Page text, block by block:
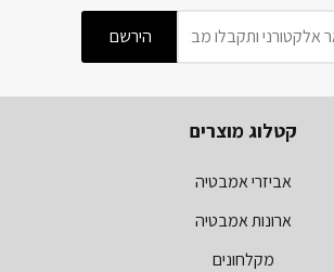
קטלוג מוצרים
אביזרי אמבטיה
ארונות אמבטיה
מקלחונים